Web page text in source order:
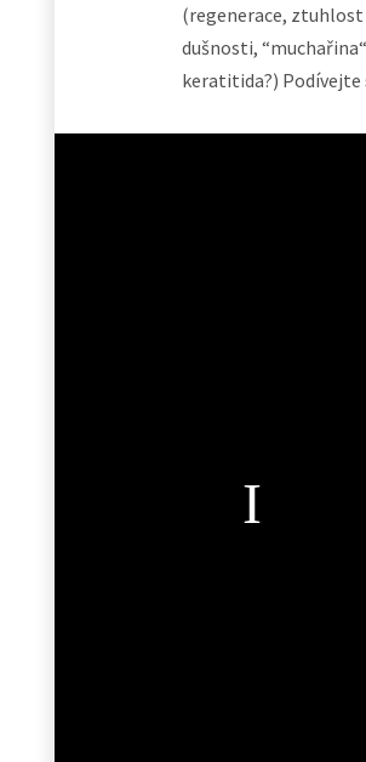
(regenerace,
dušnosti,
keratitida?) Podívejte